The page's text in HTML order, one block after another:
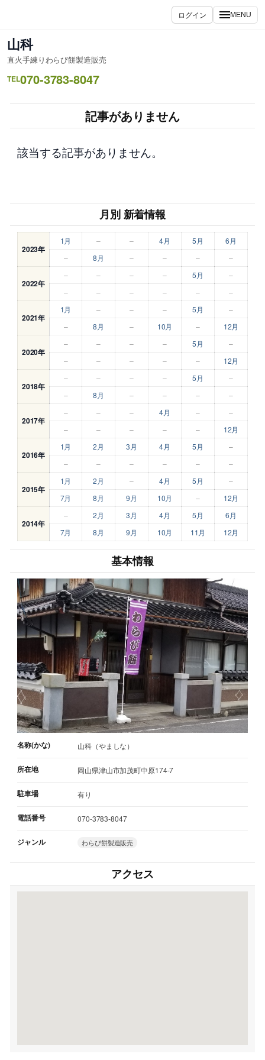
ス
キ
ッ
ログイン MENU
山科
直火手練りわらび餅製造販売
TEL070-3783-8047
記事がありません
該当する記事がありません。
月別 新着情報
2023年
1月 – – 4月 5月
6月
–
8月 – – – –
2022年
– – – – 5月
–
–
– – – – –
2021年
1月 – – – 5月
–
–
8月 – 10月 – 12月
2020年
– – – – 5月
–
–
– – – – 12月
2018年
– – – – 5月
–
–
8月 – – – –
2017年
– – – 4月 –
–
–
– – – – 12月
2016年
1月 2月 3月 4月 5月
–
–
– – – – –
2015年
1月 2月 – 4月 5月
–
7月
8月 9月 10月 – 12月
2014年
– 2月 3月 4月 5月
6月
7月
8月 9月 10月 11月 12月
基本情報
名称(かな) 山科（やましな）
所在地 岡山県津山市加茂町中原174-7
駐車場 有り
電話番号 070-3783-8047
ジャンル わらび餅製造販売
アクセス